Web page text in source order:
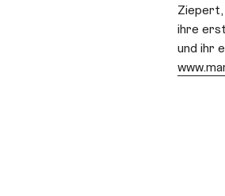
Ziepert,
ihre
und ihr